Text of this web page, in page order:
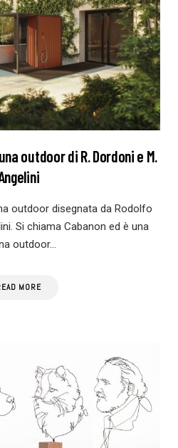
outdoor di R. Dordoni e M.
outdoor disegnata da Rodolfo
Si chiama Cabanon ed è una
outdoor…
MORE